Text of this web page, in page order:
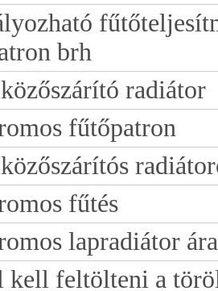
brh
radiátor
fűtőpatron
fűtés
lapradiátor
kell feltölteni a